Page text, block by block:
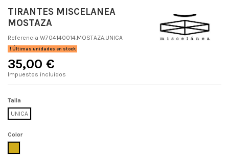
TIRANTES MISCELANEA
MOSTAZA
Referencia W704140014.MOSTAZA.UNICA
Últimas unidades en stock
35,00 €
Impuestos incluidos
Talla
UNICA
Color